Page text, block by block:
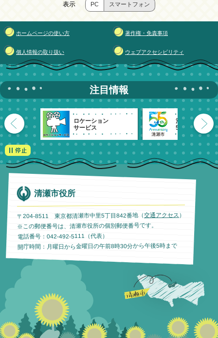
表示 PC スマートフォン
ホームページの使い方 著作権・免責事項
個人情報の取り扱い ウェブアクセシビリティ
注目情報
ロケーション
サービス
清瀬市
55周年記念
清瀬市役所
〒204-8511 東京都清瀬市中里5丁目842番地（交通アクセス ）
※この郵便番号は、清瀬市役所の個別郵便番号です。
電話番号：042-492-5111（代表）
開庁時間：月曜日から金曜日の午前8時30分から午後5時まで